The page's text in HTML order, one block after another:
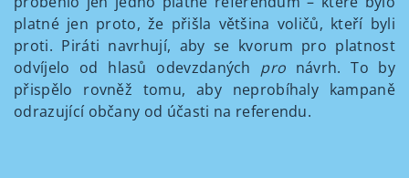
platné jen proto, že přišla většina voličů, kteří byli
proti. Piráti navrhují, aby se kvorum pro platnost
odvíjelo od hlasů odevzdaných pro návrh. To by
přispělo rovněž tomu, aby neprobíhaly kampaně
odrazující občany od účasti na referendu.